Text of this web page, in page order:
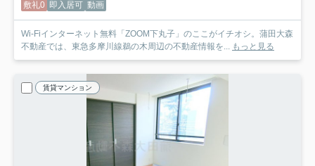
敷礼0 即入居可 動画
Wi-Fiインターネット無料「ZOOM下丸子」のここがイチオシ。蒲田大森
不動産では、東急多摩川線鵜の木周辺の不動産情報を... もっと見る
賃貸マンション